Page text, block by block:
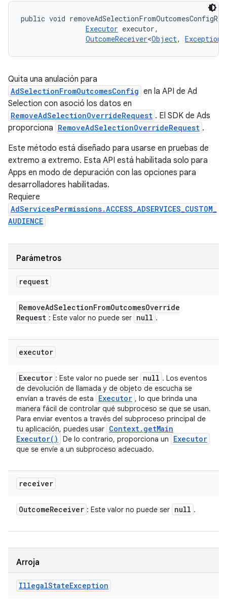
public void
Executor executor,
OutcomeReceiver<Object, Exception
Quita una anulación para
AdSelectionFromOutcomesConfig en la API de Ad
Selection con asoció los datos en
RemoveAdSelectionOverrideRequest . El SDK de Ads
proporciona RemoveAdSelectionOverrideRequest .
Este método está diseñado para usarse en pruebas de
extremo a extremo. Esta API está habilitada solo para
Apps en modo de depuración con las opciones para
desarrolladores habilitadas.
Requiere
AdServicesPermissions.ACCESS_ADSERVICES_CUSTOM_
AUDIENCE
Parámetros
request
RemoveAdSelectionFromOutcomesOverride
Request : Este valor no puede ser null .
executor
Executor : Este valor no puede ser null . Los eventos
de devolución de llamada y de objeto de escucha se
envían a través de esta
Executor , lo que brinda una
manera fácil de controlar qué subproceso se que se usan.
Para enviar eventos a través del subproceso principal de
tu aplicación, puedes usar Context. getMain
Executor( ) De lo contrario, proporciona un Executor
que se envíe a un subproceso adecuado.
receiver
OutcomeReceiver : Este valor no puede ser null .
Arroja
IllegalStateException